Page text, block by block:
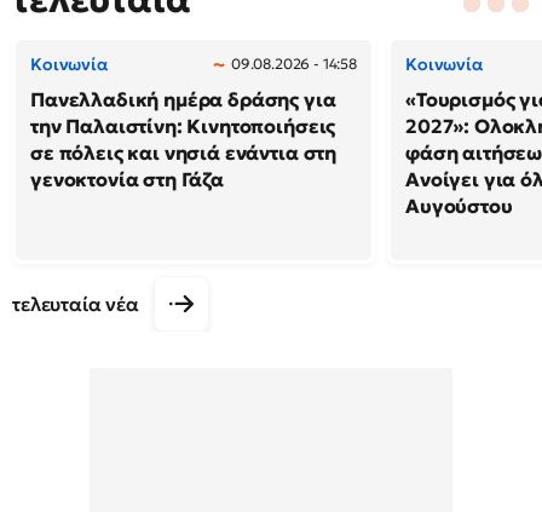
Κοινωνία 09.08.2026 - 14:58
Πανελλαδική ημέρα δράσης για
την Παλαιστίνη: Κινητοποιήσεις
σε πόλεις και νησιά ενάντια στη
γενοκτονία στη Γάζα
Κοινωνία
«Τουρισμός
2027»:
φάση
Ανοίγει για
Αυγούστου
τελευταία νέα